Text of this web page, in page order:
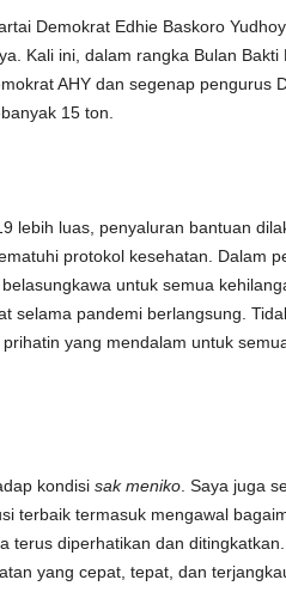
Demokrat Edhie Baskoro
Kali ini, dalam rangka Bulan Bakti
AHY dan segenap pengurus
15 ton.
lebih luas, penyaluran bantuan
protokol kesehatan. Dalam
untuk semua
selama pandemi berlangsung.
yang mendalam untuk
kondisi sak meniko. Saya juga
terbaik termasuk mengawal
terus diperhatikan dan
yang cepat, tepat, dan